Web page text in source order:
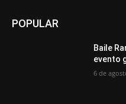
POPULAR
Baile
evento
6 de